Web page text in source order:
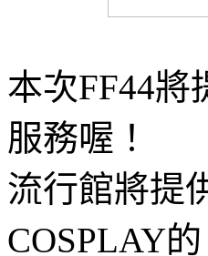
本次FF44將
服務喔！
流行館將提
COSPLAY的